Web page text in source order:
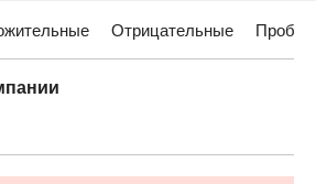
Отрицательные